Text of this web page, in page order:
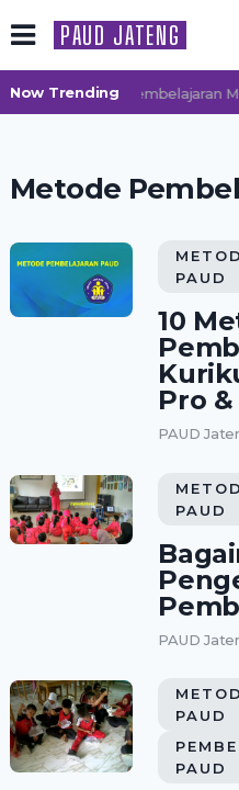
PAUD JATENG
Now Trending
2026/2027 TK Pembelajaran
Metode
PAUD
10
Pro &
PAUD
PAUD
PAUD
PAUD
PAUD